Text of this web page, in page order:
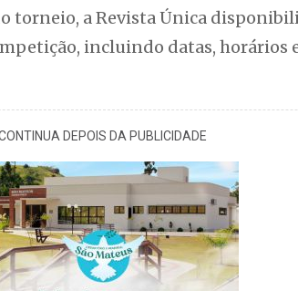
torneio, a Revista Única
incluindo datas, horários
DEPOIS DA PUBLICIDADE